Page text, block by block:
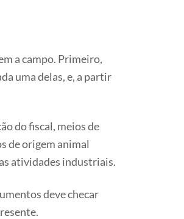
a campo. Primeiro,
uma delas, e, a partir
do fiscal, meios de
de origem animal
atividades industriais.
deve checar